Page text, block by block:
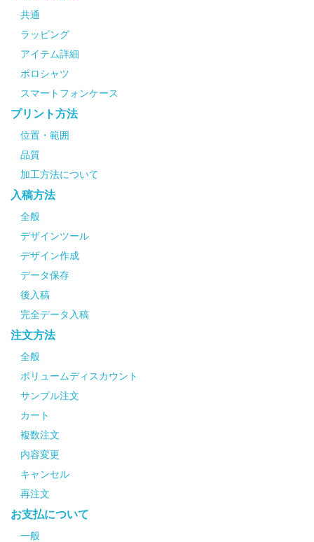
共通
ラッピング
アイテム詳細
ポロシャツ
スマートフォンケース
プリント方法
位置・範囲
品質
加工方法について
入稿方法
全般
デザインツール
デザイン作成
データ保存
後入稿
完全データ入稿
注文方法
全般
ボリュームディスカウント
サンプル注文
カート
複数注文
内容変更
キャンセル
再注文
お支払について
一般